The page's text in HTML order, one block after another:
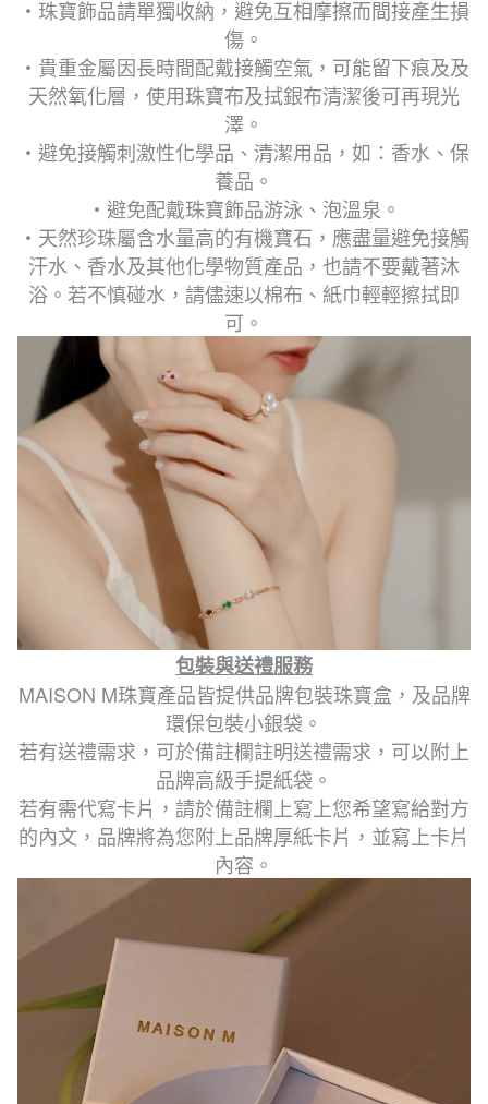
・珠寶飾品請單獨收納，避免互相摩擦而間接產生損
傷。
・貴重金屬因長時間配戴接觸空氣，可能留下痕及及
天然氧化層，使用珠寶布及拭銀布清潔後可再現光
澤。
・避免接觸刺激性化學品、清潔用品，如：香水、保
養品。
・避免配戴珠寶飾品游泳、泡溫泉。
・天然珍珠屬含水量高的有機寶石，應盡量避免接觸
汗水、香水及其他化學物質產品，也請不要戴著沐
浴。若不慎碰水，請儘速以棉布、紙巾輕輕擦拭即
可。
包裝與送禮服務
MAISON M珠寶產品皆提供品牌包裝珠寶盒，及品牌
環保包裝小銀袋。
若有送禮需求，可於備註欄註明送禮需求，可以附上
品牌高級手提紙袋。
若有需代寫卡片，請於備註欄上寫上您希望寫給對方
的內文，品牌將為您附上品牌厚紙卡片，並寫上卡片
內容。